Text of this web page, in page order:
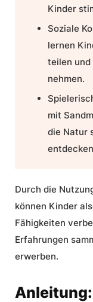
Kinder
Soziale
lernen
teilen und
nehmen.
mit
die Natur
Durch die
können Kinder
Fähigkeiten
Erfahrungen
erwerben.